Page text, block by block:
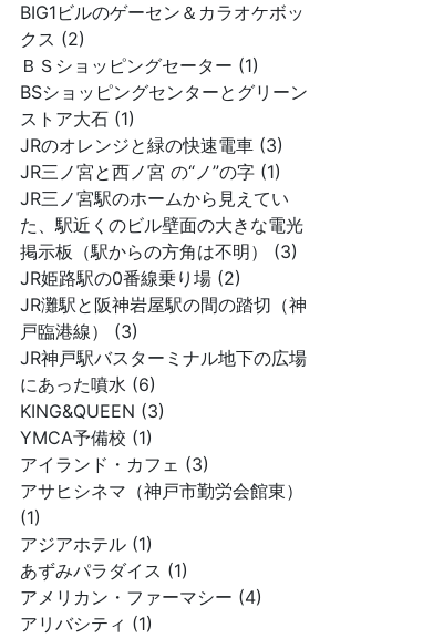
BIG1ビルのゲーセン＆カラオケボッ
クス (2)
ＢＳショッピングセーター (1)
BSショッピングセンターとグリーン
ストア大石 (1)
JRのオレンジと緑の快速電車 (3)
JR三ノ宮と西ノ宮 の“ノ”の字 (1)
JR三ノ宮駅のホームから見えてい
た、駅近くのビル壁面の大きな電光
掲示板（駅からの方角は不明） (3)
JR姫路駅の0番線乗り場 (2)
JR灘駅と阪神岩屋駅の間の踏切（神
戸臨港線） (3)
JR神戸駅バスターミナル地下の広場
にあった噴水 (6)
KING&QUEEN (3)
YMCA予備校 (1)
アイランド・カフェ (3)
アサヒシネマ（神戸市勤労会館東）
(1)
アジアホテル (1)
あずみパラダイス (1)
アメリカン・ファーマシー (4)
アリバシティ (1)